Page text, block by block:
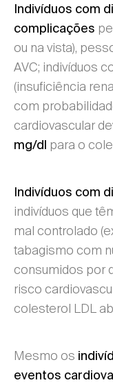
Indivíduos com
complicações
ou na vista),
AVC; indivíduos
(insuficiência
com
cardiovascular
mg/dl para o
Indivíduos com
indivíduos que
mal controlado
tabagismo com
consumidos por
risco
colesterol LDL
Mesmo os
eventos